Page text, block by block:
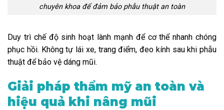
chuyên khoa để đảm bảo phẫu thuật an toàn
Duy trì chế độ sinh hoạt lành mạnh để cơ thể nhanh chóng
phục hồi. Không tự lái xe, trang điểm, đeo kính sau khi phẫu
thuật để bảo vệ dáng mũi.
Giải pháp thẩm mỹ an toàn và
hiệu quả khi nâng mũi